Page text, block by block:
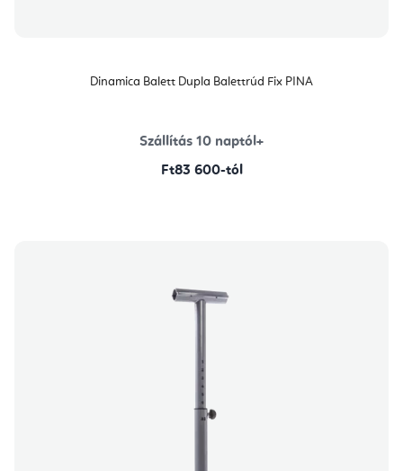
Dinamica Balett Dupla Balettrúd Fix PINA
Szállítás 10 naptól+
Ft83 600-tól